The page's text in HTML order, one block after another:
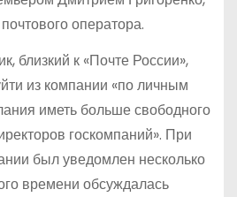
оператора.
близкий к «Почте России»,
из компании «по личным
иметь больше свободного
госкомпаний». При
был уведомлен несколько
времени обсуждалась